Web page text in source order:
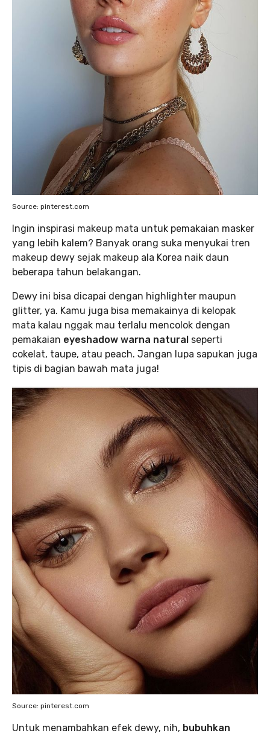
Source: pinterest.com
Ingin inspirasi makeup mata untuk pemakaian masker
yang lebih kalem? Banyak orang suka menyukai tren
makeup dewy sejak makeup ala Korea naik daun
beberapa tahun belakangan.
Dewy ini bisa dicapai dengan highlighter maupun
glitter, ya. Kamu juga bisa memakainya di kelopak
mata kalau nggak mau terlalu mencolok dengan
pemakaian eyeshadow warna natural seperti
cokelat, taupe, atau peach. Jangan lupa sapukan juga
tipis di bagian bawah mata juga!
Source: pinterest.com
Untuk menambahkan efek dewy, nih, bubuhkan